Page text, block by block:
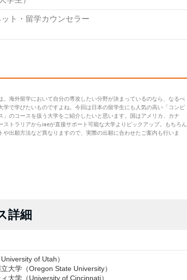
ト・留学カウンセラー
。海外留学において自分の専攻したい分野が決まっているのなら、なるべ
学で学びたいものですよね。今回は日本の留学生にも人気の高い「コンピ
」のコースを扱う大学をご紹介したいと思います。国はアメリカ、カナ
ストラリアからiaeが直接サポート可能な大学よりピックアップ。もちろん
や出願方法など異なりますので、実際の出願に合わせたご案内も行いま
詳細
of Utah）
大学（Oregon State University）
大学（University of Cincinnati）